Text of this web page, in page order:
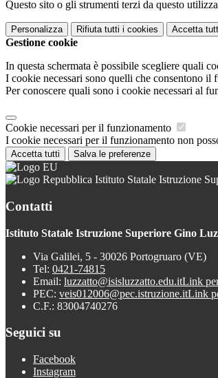
Questo sito o gli strumenti terzi da questo
Personalizza Rifiuta tutti i cookies Accetta
Gestione cookie
In questa schermata è possibile scegliere quali
I cookie necessari sono quelli che consentono
Per conoscere quali sono i cookie necessari al
Cookie necessari per il funzionamento
I cookie necessari per il funzionamento non
Accetta tutti Salva le preferenze
Istituto Statale Istruzione
Contatti
Istituto Statale Istruzione Superiore Gino
Via Galilei, 5 - 30026 Portogruaro (VE)
Tel: 0421-74815
Email: luzzatto@isisluzzatto.edu.itLink
PEC: veis012006@pec.istruzione.itLink
C.F.: 83004740276
Seguici su
Facebook
Instagram